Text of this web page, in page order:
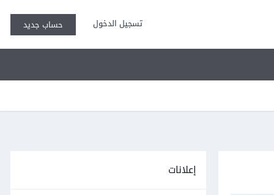
تسجيل الدخول حساب جديد
إعلانات